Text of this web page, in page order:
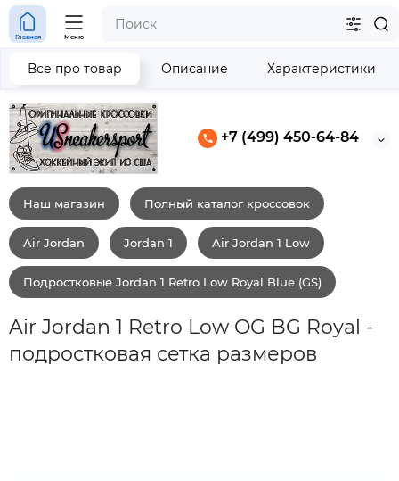
+7 (499) 450-64-84
Главная Меню
Наш магазин Полный каталог кроссовок
Air Jordan Jordan 1 Air Jordan 1 Low
Подростковые Jordan 1 Retro Low Royal Blue (GS)
Air Jordan 1 Retro Low OG BG Royal -
подростковая сетка размеров
Все про товар Описание Характеристики